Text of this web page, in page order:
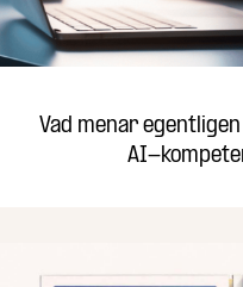
Vad menar
AI-